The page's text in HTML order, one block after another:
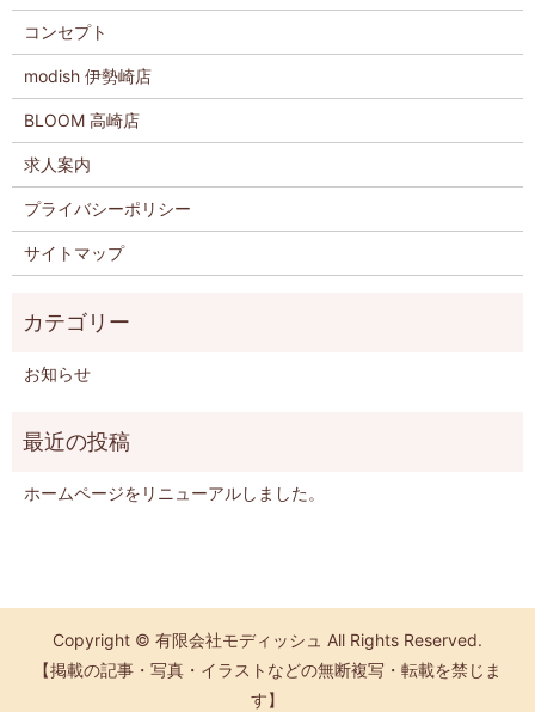
コンセプト
modish 伊勢崎店
BLOOM 高崎店
求人案内
プライバシーポリシー
サイトマップ
お知らせ
ホームページをリニューアルしました。
Copyright © 有限会社モディッシュ All Rights Reserved.
【掲載の記事・写真・イラストなどの無断複写・転載を禁じま
す】